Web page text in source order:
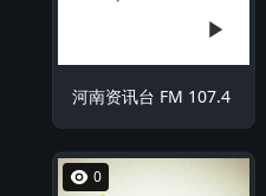
河南资讯台 FM 107.4
0